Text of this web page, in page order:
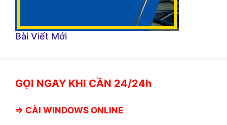
Bài Viết Mới
GỌI NGAY KHI CẦN 24/24h
⇒ CÀI WINDOWS ONLINE